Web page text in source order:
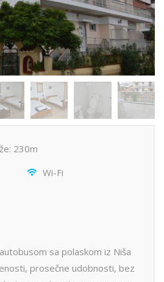
230m
Wi-Fi
sa polaskom iz Niša
prosečne udobnosti, bez